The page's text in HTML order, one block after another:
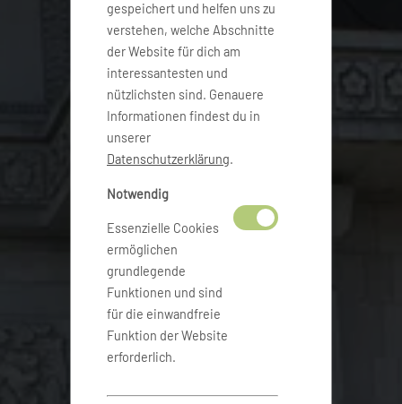
gespeichert und helfen uns zu
verstehen, welche Abschnitte
der Website für dich am
interessantesten und
nützlichsten sind. Genauere
Informationen findest du in
unserer
Datenschutzerklärung.
Notwendig
Essenzielle Cookies
ermöglichen
grundlegende
Funktionen und sind
für die einwandfreie
Funktion der Website
erforderlich.